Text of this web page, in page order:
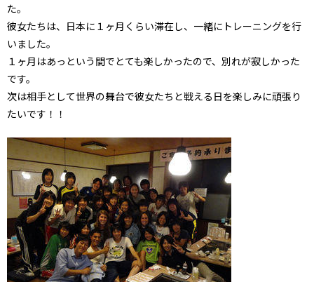
た。
彼女たちは、日本に１ヶ月くらい滞在し、一緒にトレーニングを行
いました。
１ヶ月はあっという間でとても楽しかったので、別れが寂しかった
です。
次は相手として世界の舞台で彼女たちと戦える日を楽しみに頑張り
たいです！！